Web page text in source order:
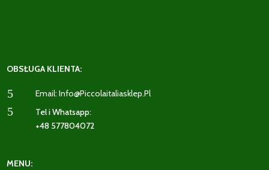
OBSŁUGA KLIENTA:
5 Email: Info@piccolaitaliasklep.pl
5
Tel i Whatsapp:
+48 577804072
MENU: